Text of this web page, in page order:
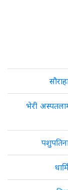
भेरी